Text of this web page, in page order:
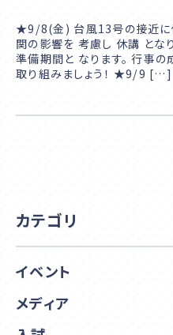
★9/8(金) 台風13号の接近に
関の影響を 考慮し 休講 とな
準備期間と なります。 行事の
取り組みましょう！ ★9/9 […]
カテゴリ
イベント
メディア